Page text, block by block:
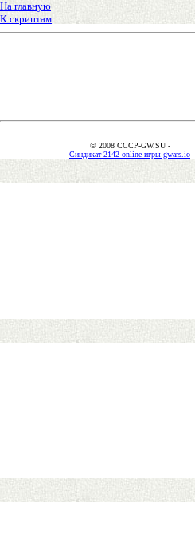
На главную
К скриптам
© 2008 CCCP-GW.SU -
Синдикат 2142 online-игры gwars.io